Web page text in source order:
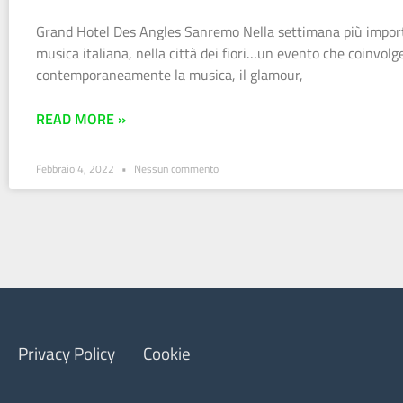
Grand Hotel Des Angles Sanremo Nella settimana più
musica italiana, nella città dei fiori…un evento che
contemporaneamente la musica, il glamour,
READ MORE »
Febbraio 4, 2022 Nessun commento
Privacy Policy Cookie